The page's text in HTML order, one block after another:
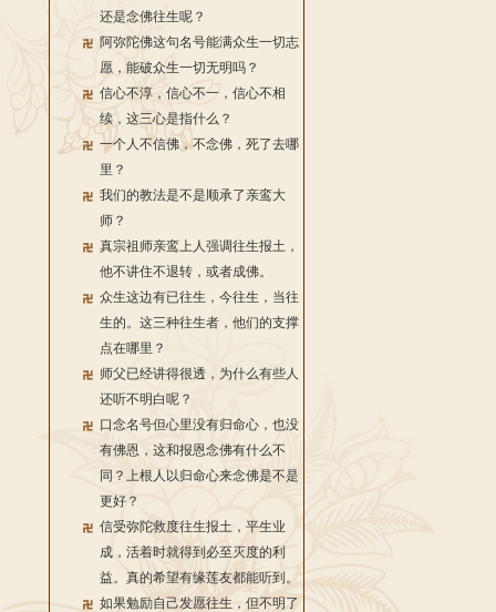
还是念佛往生呢？
阿弥陀佛这句名号能满众生一切志
愿，能破众生一切无明吗？
信心不淳，信心不一，信心不相
续，这三心是指什么？
一个人不信佛，不念佛，死了去哪
里？
我们的教法是不是顺承了亲鸾大
师？
真宗祖师亲鸾上人强调往生报土，
他不讲住不退转，或者成佛。
众生这边有已往生，今往生，当往
生的。这三种往生者，他们的支撑
点在哪里？
师父已经讲得很透，为什么有些人
还听不明白呢？
口念名号但心里没有归命心，也没
有佛恩，这和报恩念佛有什么不
同？上根人以归命心来念佛是不是
更好？
信受弥陀救度往生报土，平生业
成，活着时就得到必至灭度的利
益。真的希望有缘莲友都能听到。
如果勉励自己发愿往生，但不明了